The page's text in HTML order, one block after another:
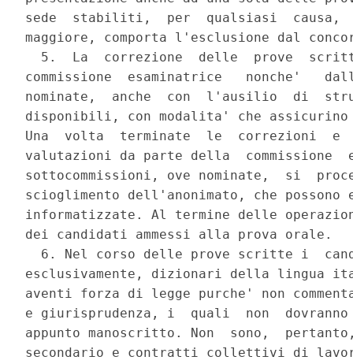
sede  stabiliti,  per  qualsiasi  causa,
maggiore, comporta l'esclusione dal
5.  La  correzione  delle  prove
commissione  esaminatrice   nonche'
nominate,  anche  con  l'ausilio  di
disponibili, con modalita' che
Una  volta  terminate  le  correzioni
valutazioni da parte della  commissione
sottocommissioni, ove nominate,  si
scioglimento dell'anonimato, che
informatizzate. Al termine delle
dei candidati ammessi alla prova orale.
6. Nel corso delle prove scritte i
esclusivamente, dizionari della lingua
aventi forza di legge purche' non
e giurisprudenza, i  quali  non
appunto manoscritto. Non  sono,
secondario e contratti collettivi di